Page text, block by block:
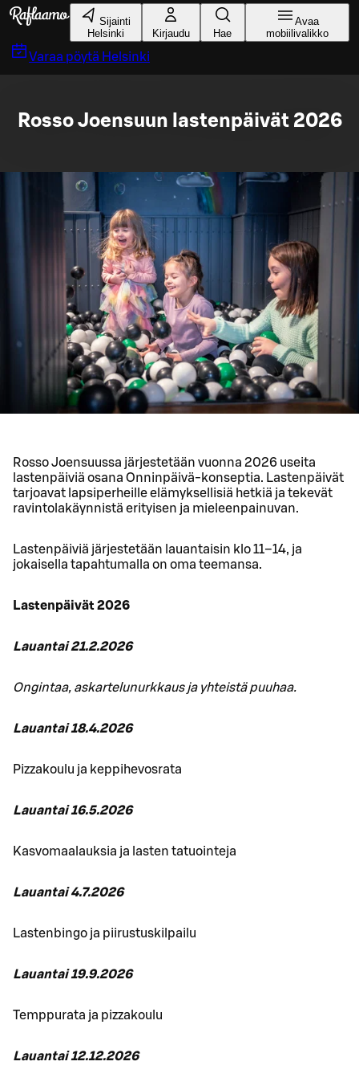
Siirry pääsisältöön
Sijainti
Helsinki
Kirjaudu Hae
Avaa
mobiilivalikko
Varaa pöytä Helsinki
Rosso Joensuun lastenpäivät 2026
Rosso Joensuussa järjestetään vuonna 2026 useita
lastenpäiviä osana Onninpäivä-konseptia. Lastenpäivät
tarjoavat lapsiperheille elämyksellisiä hetkiä ja tekevät
ravintolakäynnistä erityisen ja mieleenpainuvan.
Lastenpäiviä järjestetään lauantaisin klo 11–14, ja
jokaisella tapahtumalla on oma teemansa.
Lastenpäivät 2026
Lauantai 21.2.2026
Ongintaa, askartelunurkkaus ja yhteistä puuhaa.
Lauantai 18.4.2026
Pizzakoulu ja keppihevosrata
Lauantai 16.5.2026
Kasvomaalauksia ja lasten tatuointeja
Lauantai 4.7.2026
Lastenbingo ja piirustuskilpailu
Lauantai 19.9.2026
Temppurata ja pizzakoulu
Lauantai 12.12.2026